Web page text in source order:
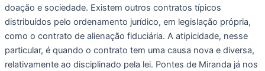
doação e sociedade. Existem outros contratos típicos
distribuídos pelo ordenamento jurídico, em legislação própria,
como o contrato de alienação fiduciária. A atipicidade, nesse
particular, é quando o contrato tem uma causa nova e diversa,
relativamente ao disciplinado pela lei. Pontes de Miranda já nos